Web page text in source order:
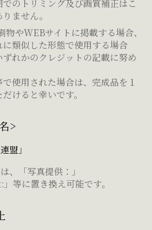
のトリミング及び画質補正はこ
ません。
物やWEBサイトに掲載する場合、
に類似した形態で使用する場合
れかのクレジットの記載に努め
使用された場合は、完成品を１
けると幸いです。
>
盟」
「写真提供：」
等に置き換え可能です。